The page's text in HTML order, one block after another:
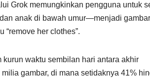
Grok memungkinkan pengguna untuk
anak di bawah umur—menjadi gambar
“remove her clothes”.
waktu sembilan hari antara akhir
gambar, di mana setidaknya 41%